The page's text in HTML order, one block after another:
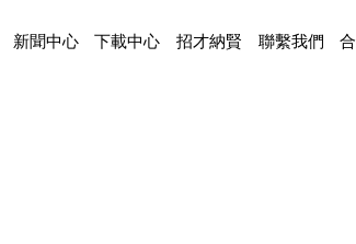
新聞中心 下載中心 招才納賢 聯繫我們